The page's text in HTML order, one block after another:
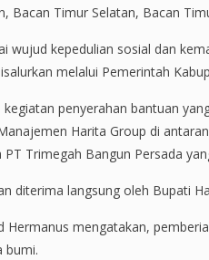
Bacan Timur Selatan, Bacan
wujud kepedulian sosial dan
melalui Pemerintah
kegiatan penyerahan bantuan
Harita Group di
PT Trimegah Bangun Persada
diterima langsung oleh Bupati
Hermanus mengatakan,
bumi.